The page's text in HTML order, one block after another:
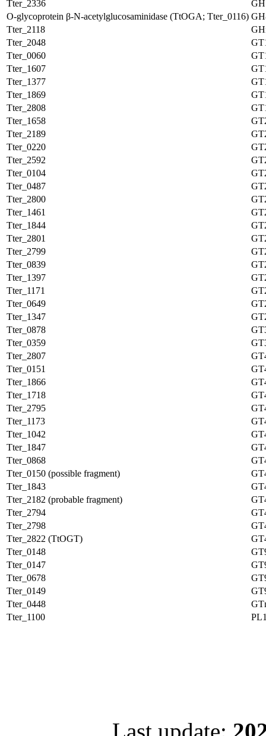
Tter_2336
O-glycoprotein β-N-acetylglucosaminidase (TtOGA; Tter_0116)
Tter_2118
Tter_2048
Tter_0060
Tter_1607
Tter_1377
Tter_1869
Tter_2808
Tter_1658
Tter_2189
Tter_0220
Tter_2592
Tter_0104
Tter_0487
Tter_2800
Tter_1461
Tter_1844
Tter_2801
Tter_2799
Tter_0839
Tter_1397
Tter_1171
Tter_0649
Tter_1347
Tter_0878
Tter_0359
Tter_2807
Tter_0151
Tter_1866
Tter_1718
Tter_2795
Tter_1173
Tter_1042
Tter_1847
Tter_0868
Tter_0150 (possible fragment)
Tter_1843
Tter_2182 (probable fragment)
Tter_2794
Tter_2798
Tter_2822 (TtOGT)
Tter_0148
Tter_0147
Tter_0678
Tter_0149
Tter_0448
Tter_1100